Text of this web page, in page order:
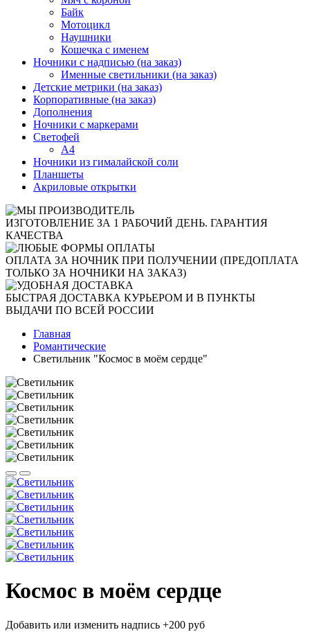
Байк
Мотоцикл
Наушники
Кошечка с именем
Ночники с надписью (на заказ)
Именные светильники (на заказ)
Детские метрики (на заказ)
Корпоративные (на заказ)
Дополнения
Ночники с маркерами
Светофей
А4
Ночники из гималайской соли
Планшеты
Акриловые открытки
ИЗГОТОВЛЕНИЕ ЗА 1 РАБОЧИЙ ДЕНЬ. ГАРАНТИЯ
КАЧЕСТВА
ОПЛАТА ЗА НОЧНИК ПРИ ПОЛУЧЕНИИ (ПРЕДОПЛАТА
ТОЛЬКО ЗА НОЧНИКИ НА ЗАКАЗ)
БЫСТРАЯ ДОСТАВКА КУРЬЕРОМ И В ПУНКТЫ
ВЫДАЧИ ПО ВСЕЙ РОССИИ
Главная
Романтические
Светильник "Космос в моём сердце"
Космос в моём сердце
Добавить или изменить надпись +200 руб